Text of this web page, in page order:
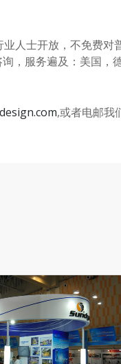
业人士开放，不免费对
询，服务遍及：美国，
,或者电邮我